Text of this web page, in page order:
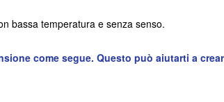
bassa temperatura e senza senso.
come segue. Questo può aiutarti a